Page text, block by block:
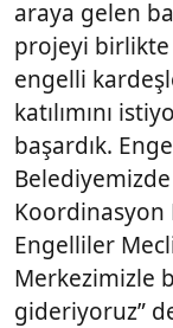
araya gelen
projeyi birlikte
engelli
katılımını
başardık.
Koordinasyon
Engelliler
Merkezimizle
gideriyoruz”